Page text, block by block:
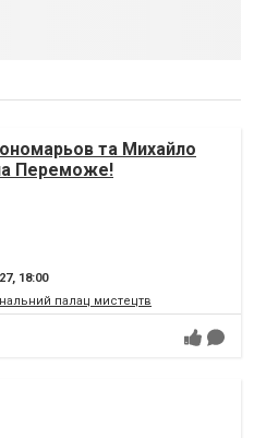
та Михайло
Переможе!
18:00
палац мистецтв